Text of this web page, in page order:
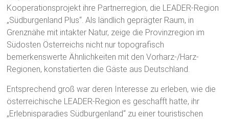
Kooperationsprojekt ihre Partnerregion, die LEADER-Region
„Südburgenland Plus“. Als ländlich geprägter Raum, in
Grenznähe mit intakter Natur, zeige die Provinzregion im
Südosten Österreichs nicht nur topografisch
bemerkenswerte Ähnlichkeiten mit den Vorharz-/Harz-
Regionen, konstatierten die Gäste aus Deutschland.
Entsprechend groß war deren Interesse zu erleben, wie die
österreichische LEADER-Region es geschafft hatte, ihr
„Erlebnisparadies Südburgenland“ zu einer touristischen